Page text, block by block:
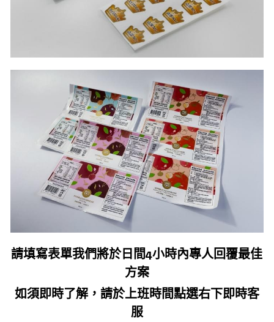
請填寫表單我們將於日間4小時內專人回覆最佳
方案
如須即時了解，請於上班時間點選右下即時客
服